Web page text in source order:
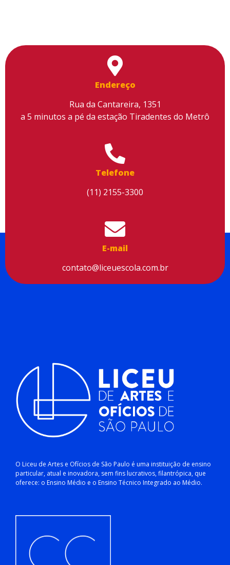
Endereço
Rua da Cantareira, 1351
a 5 minutos a pé da estação Tiradentes do Metrô
Telefone
(11) 2155-3300
E-mail
contato@liceuescola.com.br
O Liceu de Artes e Ofícios de São Paulo é uma instituição de ensino
particular, atual e inovadora, sem fins lucrativos, filantrópica, que
oferece: o Ensino Médio e o Ensino Técnico Integrado ao Médio.
Utilizamos cookies para facilitar o uso do site, personalizar o
conteúdo, melhorar o seu desempenho e proporcionar mais
segurança à sua navegação. Para saber mais, consulte nossa
Política de Privacidade